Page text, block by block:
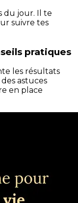
du jour. Il te
suivre tes
pratiques
les résultats
astuces
en place